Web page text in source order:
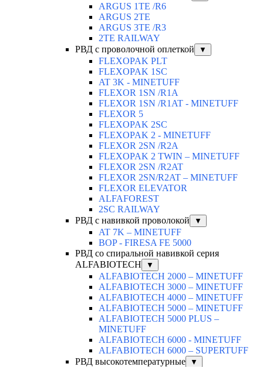
ARGUS 1TE /R6
ARGUS 2TЕ
ARGUS 3TE /R3
2TE RAILWAY
РВД с проволочной оплеткой
▼
FLEXOPAK PLT
FLEXOPAK 1SС
AT 3K - MINETUFF
FLEXOR 1SN /R1A
FLEXOR 1SN /R1AT - MINETUFF
FLEXOR 5
FLEXOPAK 2SС
FLEXOPAK 2 - MINETUFF
FLEXOR 2SN /R2A
FLEXOPAK 2 TWIN – MINETUFF
FLEXOR 2SN /R2AT
FLEXOR 2SN/R2AT – MINETUFF
FLEXOR ELEVATOR
ALFAFOREST
2SC RAILWAY
РВД с навивкой проволокой
▼
AT 7K – MINETUFF
BOP - FIRESA FE 5000
РВД со спиральной навивкой серия
ALFABIOTECH
▼
ALFABIOTECH 2000 – MINETUFF
ALFABIOTECH 3000 – MINETUFF
ALFABIOTECH 4000 – MINETUFF
ALFABIOTECH 5000 – MINETUFF
ALFABIOTECH 5000 PLUS –
MINETUFF
ALFABIOTECH 6000 - MINETUFF
ALFABIOTECH 6000 – SUPERTUFF
РВД высокотемпературные
▼